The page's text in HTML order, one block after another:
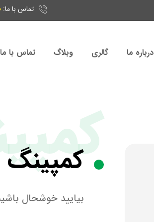
تماس با ما:
درباره ما گالری وبلاگ تماس با ما
کمپینگ
بیایید خوشحال